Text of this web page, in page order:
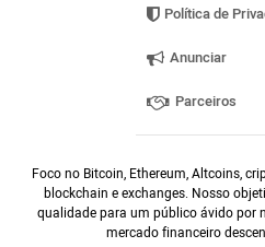
Política de
Anunciar
Parceiros
Foco no Bitcoin, Ethereum, Altcoins,
blockchain e exchanges. Nosso
qualidade para um público ávido por
mercado financeiro